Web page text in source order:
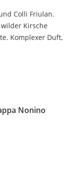
Colli Friulan.
Kirsche
Komplexer Duft,
Nonino